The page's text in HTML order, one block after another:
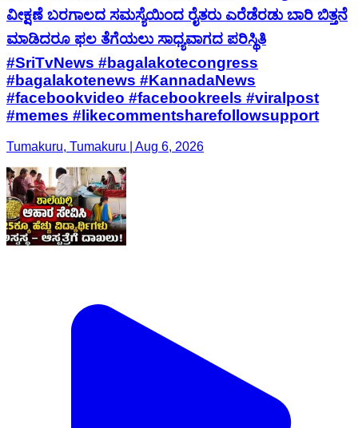
ವೀಕ್ಷಣೆ ಬರಗಾಲದ ಸಮಸ್ಯೆಯಿಂದ ರೈತರು ಎರೆಡೆರಡು ಬಾರಿ ಬಿತ್ತನೆ
ಮಾಡಿದರೂ ಫಲ ತೆಗೆಯಲು ಸಾಧ್ಯವಾಗದ ಪರಿಸ್ಥಿತಿ
#SriTvNews #bagalakotecongress
#bagalakotenews #KannadaNews
#facebookvideo #facebookreels #viralpost
#memes #likecommentsharefollowsupport
Tumakuru, Tumakuru | Aug 6, 2026